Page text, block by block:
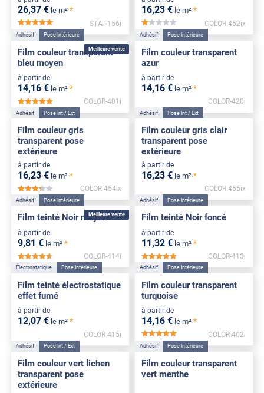
26,37 € le m² *
*****
STAT-156i
16,23 € le m² *
*****
COLOR-452ix
Meilleure vente
Adhésif Pose Intérieure
Film couleur transparent
bleu moyen
à partir de
14,16 € le m² *
*****
COLOR-401i
Adhésif Pose Intérieure
Film couleur transparent
azur
à partir de
14,16 € le m² *
COLOR-420i
Adhésif Pose Int / Ext
Film couleur gris
transparent pose
extérieure
à partir de
16,23 € le m² *
*****
COLOR-454ix
Adhésif Pose Int / Ext
Film couleur gris clair
transparent pose
extérieure
à partir de
16,23 € le m² *
COLOR-455ix
Meilleure vente
Adhésif Pose Intérieure
Film teinté Noir moyen
à partir de
9,81 € le m² *
*****
COLOR-414i
Adhésif Pose Intérieure
Film teinté Noir foncé
à partir de
11,32 € le m² *
COLOR-413i
Électrostatique Pose Intérieure
Film teinté électrostatique
effet fumé
à partir de
12,07 € le m² *
COLOR-415i
Adhésif Pose Intérieure
Film couleur transparent
turquoise
à partir de
14,16 € le m² *
COLOR-402i
Adhésif Pose Int / Ext
Film couleur vert lichen
transparent pose
extérieure
Adhésif Pose Intérieure
Film couleur transparent
vert menthe